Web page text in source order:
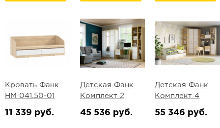
Кровать Фанк
НМ 041.50-01
11 339 руб.
Детская Фанк
Комплект 2
45 536 руб.
Детская Фанк
Комплект 4
55 346 руб.